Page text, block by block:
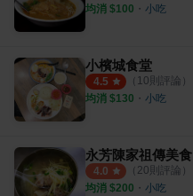
均消 $100 ・ 小吃
小檳城食堂
4.5 （ 10則評論）
均消 $130 ・ 小吃
永芳陳家祖傳美食
4.0 （ 20則評論）
均消 $200 ・ 小吃